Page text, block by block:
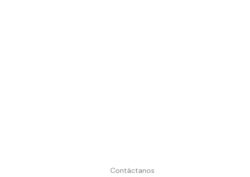
Contáctanos